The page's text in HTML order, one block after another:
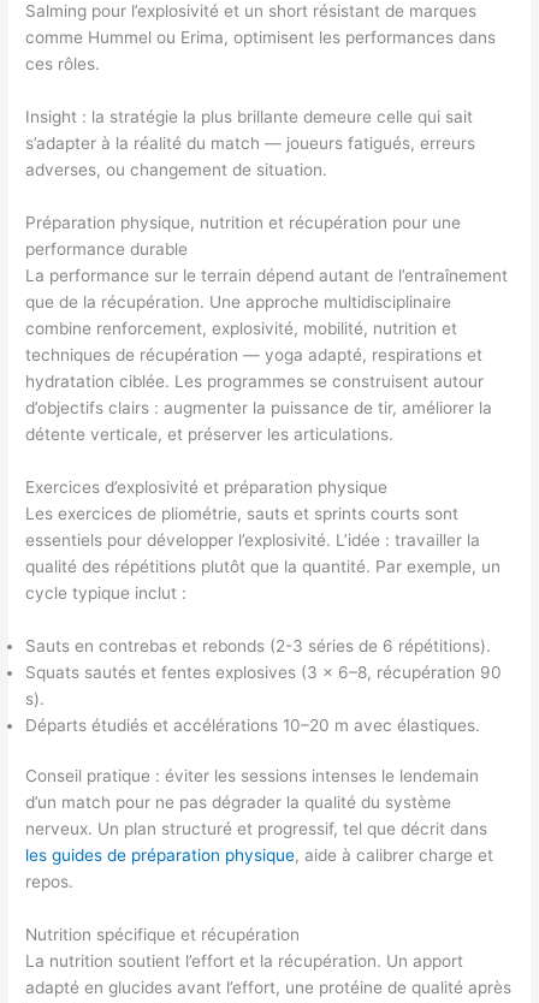
Salming pour l’explosivité et un short résistant de marques
comme Hummel ou Erima, optimisent les performances dans
ces rôles.
Insight : la stratégie la plus brillante demeure celle qui sait
s’adapter à la réalité du match — joueurs fatigués, erreurs
adverses, ou changement de situation.
Préparation physique, nutrition et récupération pour une
performance durable
La performance sur le terrain dépend autant de l’entraînement
que de la récupération. Une approche multidisciplinaire
combine renforcement, explosivité, mobilité, nutrition et
techniques de récupération — yoga adapté, respirations et
hydratation ciblée. Les programmes se construisent autour
d’objectifs clairs : augmenter la puissance de tir, améliorer la
détente verticale, et préserver les articulations.
Exercices d’explosivité et préparation physique
Les exercices de pliométrie, sauts et sprints courts sont
essentiels pour développer l’explosivité. L’idée : travailler la
qualité des répétitions plutôt que la quantité. Par exemple, un
cycle typique inclut :
Sauts en contrebas et rebonds (2-3 séries de 6 répétitions).
Squats sautés et fentes explosives (3 × 6–8, récupération 90
s).
Départs étudiés et accélérations 10–20 m avec élastiques.
Conseil pratique : éviter les sessions intenses le lendemain
d’un match pour ne pas dégrader la qualité du système
nerveux. Un plan structuré et progressif, tel que décrit dans
les guides de préparation physique, aide à calibrer charge et
repos.
Nutrition spécifique et récupération
La nutrition soutient l’effort et la récupération. Un apport
adapté en glucides avant l’effort, une protéine de qualité après